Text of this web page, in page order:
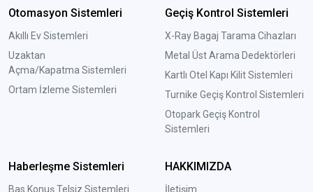
Otomasyon Sistemleri
Akıllı Ev Sistemleri
Uzaktan
Açma/Kapatma Sistemleri
Ortam İzleme Sistemleri
Geçiş Kontrol Sistemleri
X-Ray Bagaj Tarama Cihazları
Metal Üst Arama Dedektörleri
Kartlı Otel Kapı Kilit Sistemleri
Turnike Geçiş Kontrol Sistemleri
Otopark Geçiş Kontrol
Sistemleri
Haberleşme Sistemleri
Bas Konuş Telsiz Sistemleri
HAKKIMIZDA
İletişim